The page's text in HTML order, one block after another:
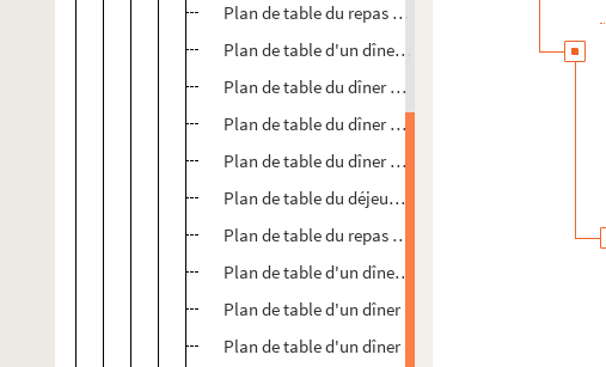
Plan de table du repas offert le 13 novembre 1909 à
Plan de table d'un dîner offert en 1909 au Corps
Plan de table du dîner offert le 1
Plan de table du dîner des artistes offert le 27 juin
Plan de table du dîner offert le 12 juillet 1912
Plan de table du déjeuner offert le 14 juillet 1912
Plan de table du repas offert le 12 septembre 1912
Plan de table d'un dîner offert en présence de M.
Plan de table d'un dîner
Plan de table d'un dîner